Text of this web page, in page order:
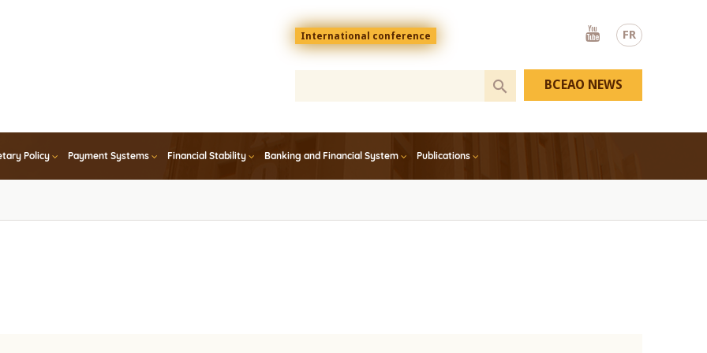
FR
Menu
top
En
International conference
Youtube
Policy Payment Systems Financial Stability Banking and Financial System Publications
BCEAO NEWS